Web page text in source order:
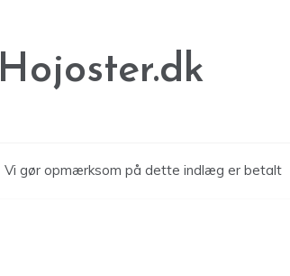
Hojoster.dk
Vi gør opmærksom på dette indlæg er betalt